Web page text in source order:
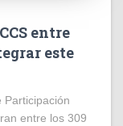
entre
este
Participación
entre los 309